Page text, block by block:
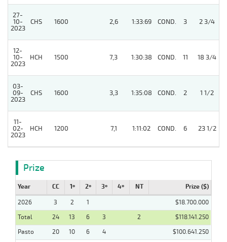
27-
10-
2023
CHS 1600 2,6 1:33:69 COND. 3 2 3/4
12-
10-
2023
HCH 1500 7,3 1:30:38 COND. 11 18 3/4
03-
09-
2023
CHS 1600 3,3 1:35:08 COND. 2 1 1/2
11-
02-
2023
HCH 1200 7,1 1:11:02 COND. 6 23 1/2
Prize
Year CC 1º 2º 3º 4º NT Prize ($)
2026 3 2 1
$18.700.000
Total
24 13 6 3 2
$118.141.250
Pasto
20 10 6 4
$100.641.250